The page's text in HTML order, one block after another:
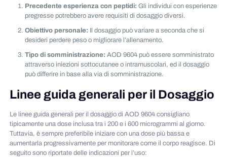
Precedente esperienza con peptidi: Gli individui con esperienze
pregresse potrebbero avere requisiti di dosaggio diversi.
Obiettivo personale: Il dosaggio può variare a seconda che si
desideri perdere peso o migliorare l’allenamento.
Tipo di somministrazione: AOD 9604 può essere somministrato
attraverso iniezioni sottocutanee o intramuscolari, ed il dosaggio
può differire in base alla via di somministrazione.
Linee guida generali per il Dosaggio
Le linee guida generali per il dosaggio di AOD 9604 consigliano
tipicamente una dose inclusa tra i 200 e i 600 microgrammi al giorno.
Tuttavia, è sempre preferibile iniziare con una dose più bassa e
aumentarla progressivamente per monitorare come il corpo reagisce. Di
seguito sono riportate delle indicazioni per l’uso: